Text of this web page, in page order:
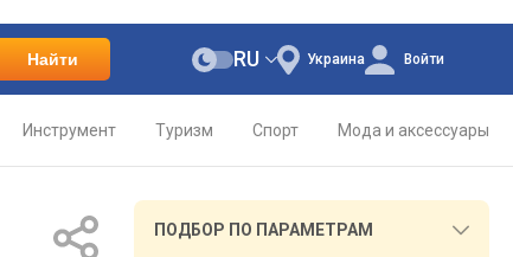
Найти Украина
RU Войти
Инструмент Туризм Спорт Мода и аксессуары
ПОДБОР ПО ПАРАМЕТРАМ